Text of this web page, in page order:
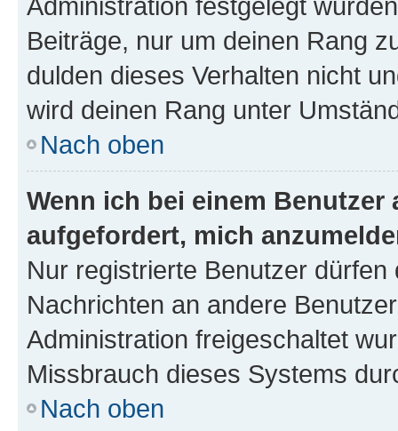
Beiträge, nur um deinen Rang
dulden dieses Verhalten nicht
wird deinen Rang unter
Nach oben
Wenn ich bei einem
aufgefordert, mich
Nur registrierte Benutzer
Nachrichten an andere
Administration freigeschaltet
Missbrauch dieses Systems
Nach oben